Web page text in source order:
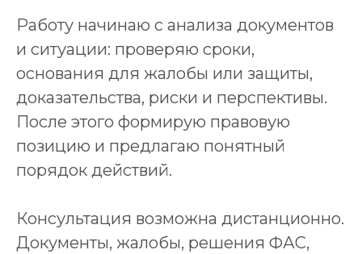
Работу начинаю с анализа документов
и ситуации: проверяю сроки,
основания для жалобы или защиты,
доказательства, риски и перспективы.
После этого формирую правовую
позицию и предлагаю понятный
порядок действий.
Консультация возможна дистанционно.
Документы, жалобы, решения ФАС,